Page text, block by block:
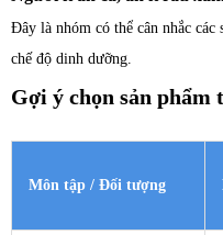
Đây là nhóm có thể cân nhắc các
chế độ dinh dưỡng.
Gợi ý chọn sản phẩm
Môn tập / Đối tượng